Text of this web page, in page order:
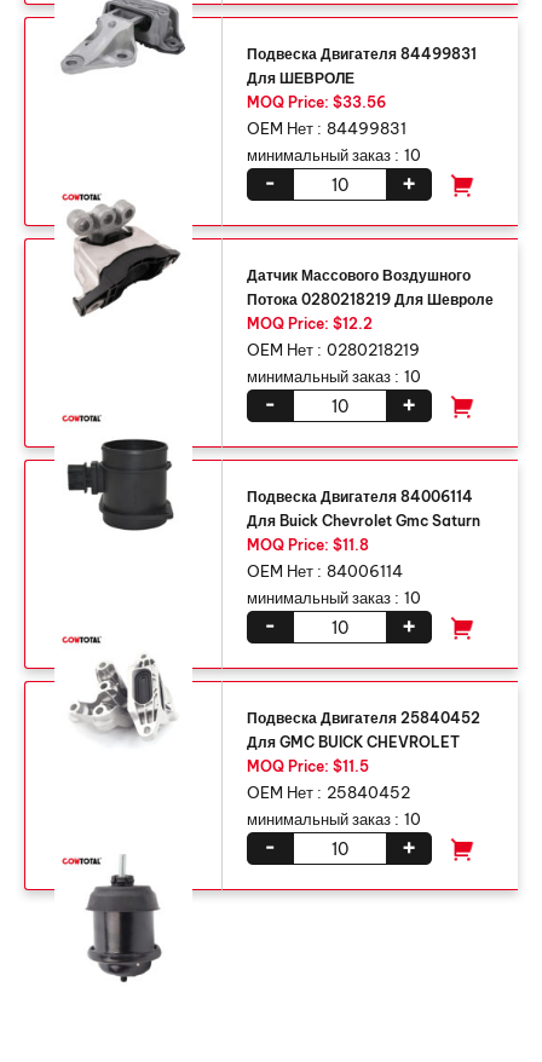
Подвеска Двигателя 84499831
Для ШЕВРОЛЕ
MOQ Price: $33.56
OEM Нет : 84499831
минимальный заказ : 10
+
-
Датчик Массового Воздушного
Потока 0280218219 Для Шевроле
MOQ Price: $12.2
OEM Нет : 0280218219
минимальный заказ : 10
+
-
Подвеска Двигателя 84006114
Для Buick Chevrolet Gmc Saturn
MOQ Price: $11.8
OEM Нет : 84006114
минимальный заказ : 10
+
-
Подвеска Двигателя 25840452
Для GMC BUICK CHEVROLET
MOQ Price: $11.5
OEM Нет : 25840452
минимальный заказ : 10
+
-